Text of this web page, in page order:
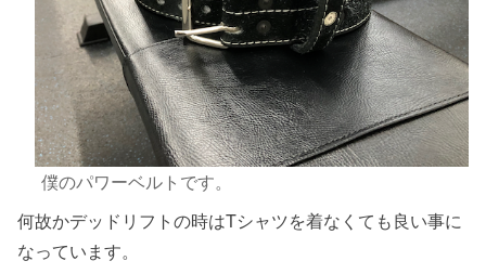
僕のパワーベルトです。
何故かデッドリフトの時はTシャツを着なくても良い事に
なっています。